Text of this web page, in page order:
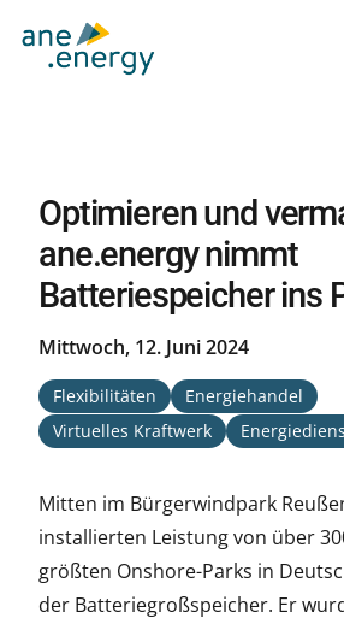
Optimieren und
ane.energy nimmt
Batteriespeicher ins
Mittwoch, 12. Juni 2024
Flexibilitäten
Energiehandel
Virtuelles Kraftwerk
Mitten im Bürgerwindpark
installierten Leistung von über
größten Onshore-Parks in
der Batteriegroßspeicher. Er